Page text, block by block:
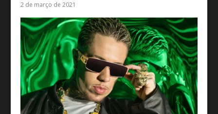
2 de março de 2021